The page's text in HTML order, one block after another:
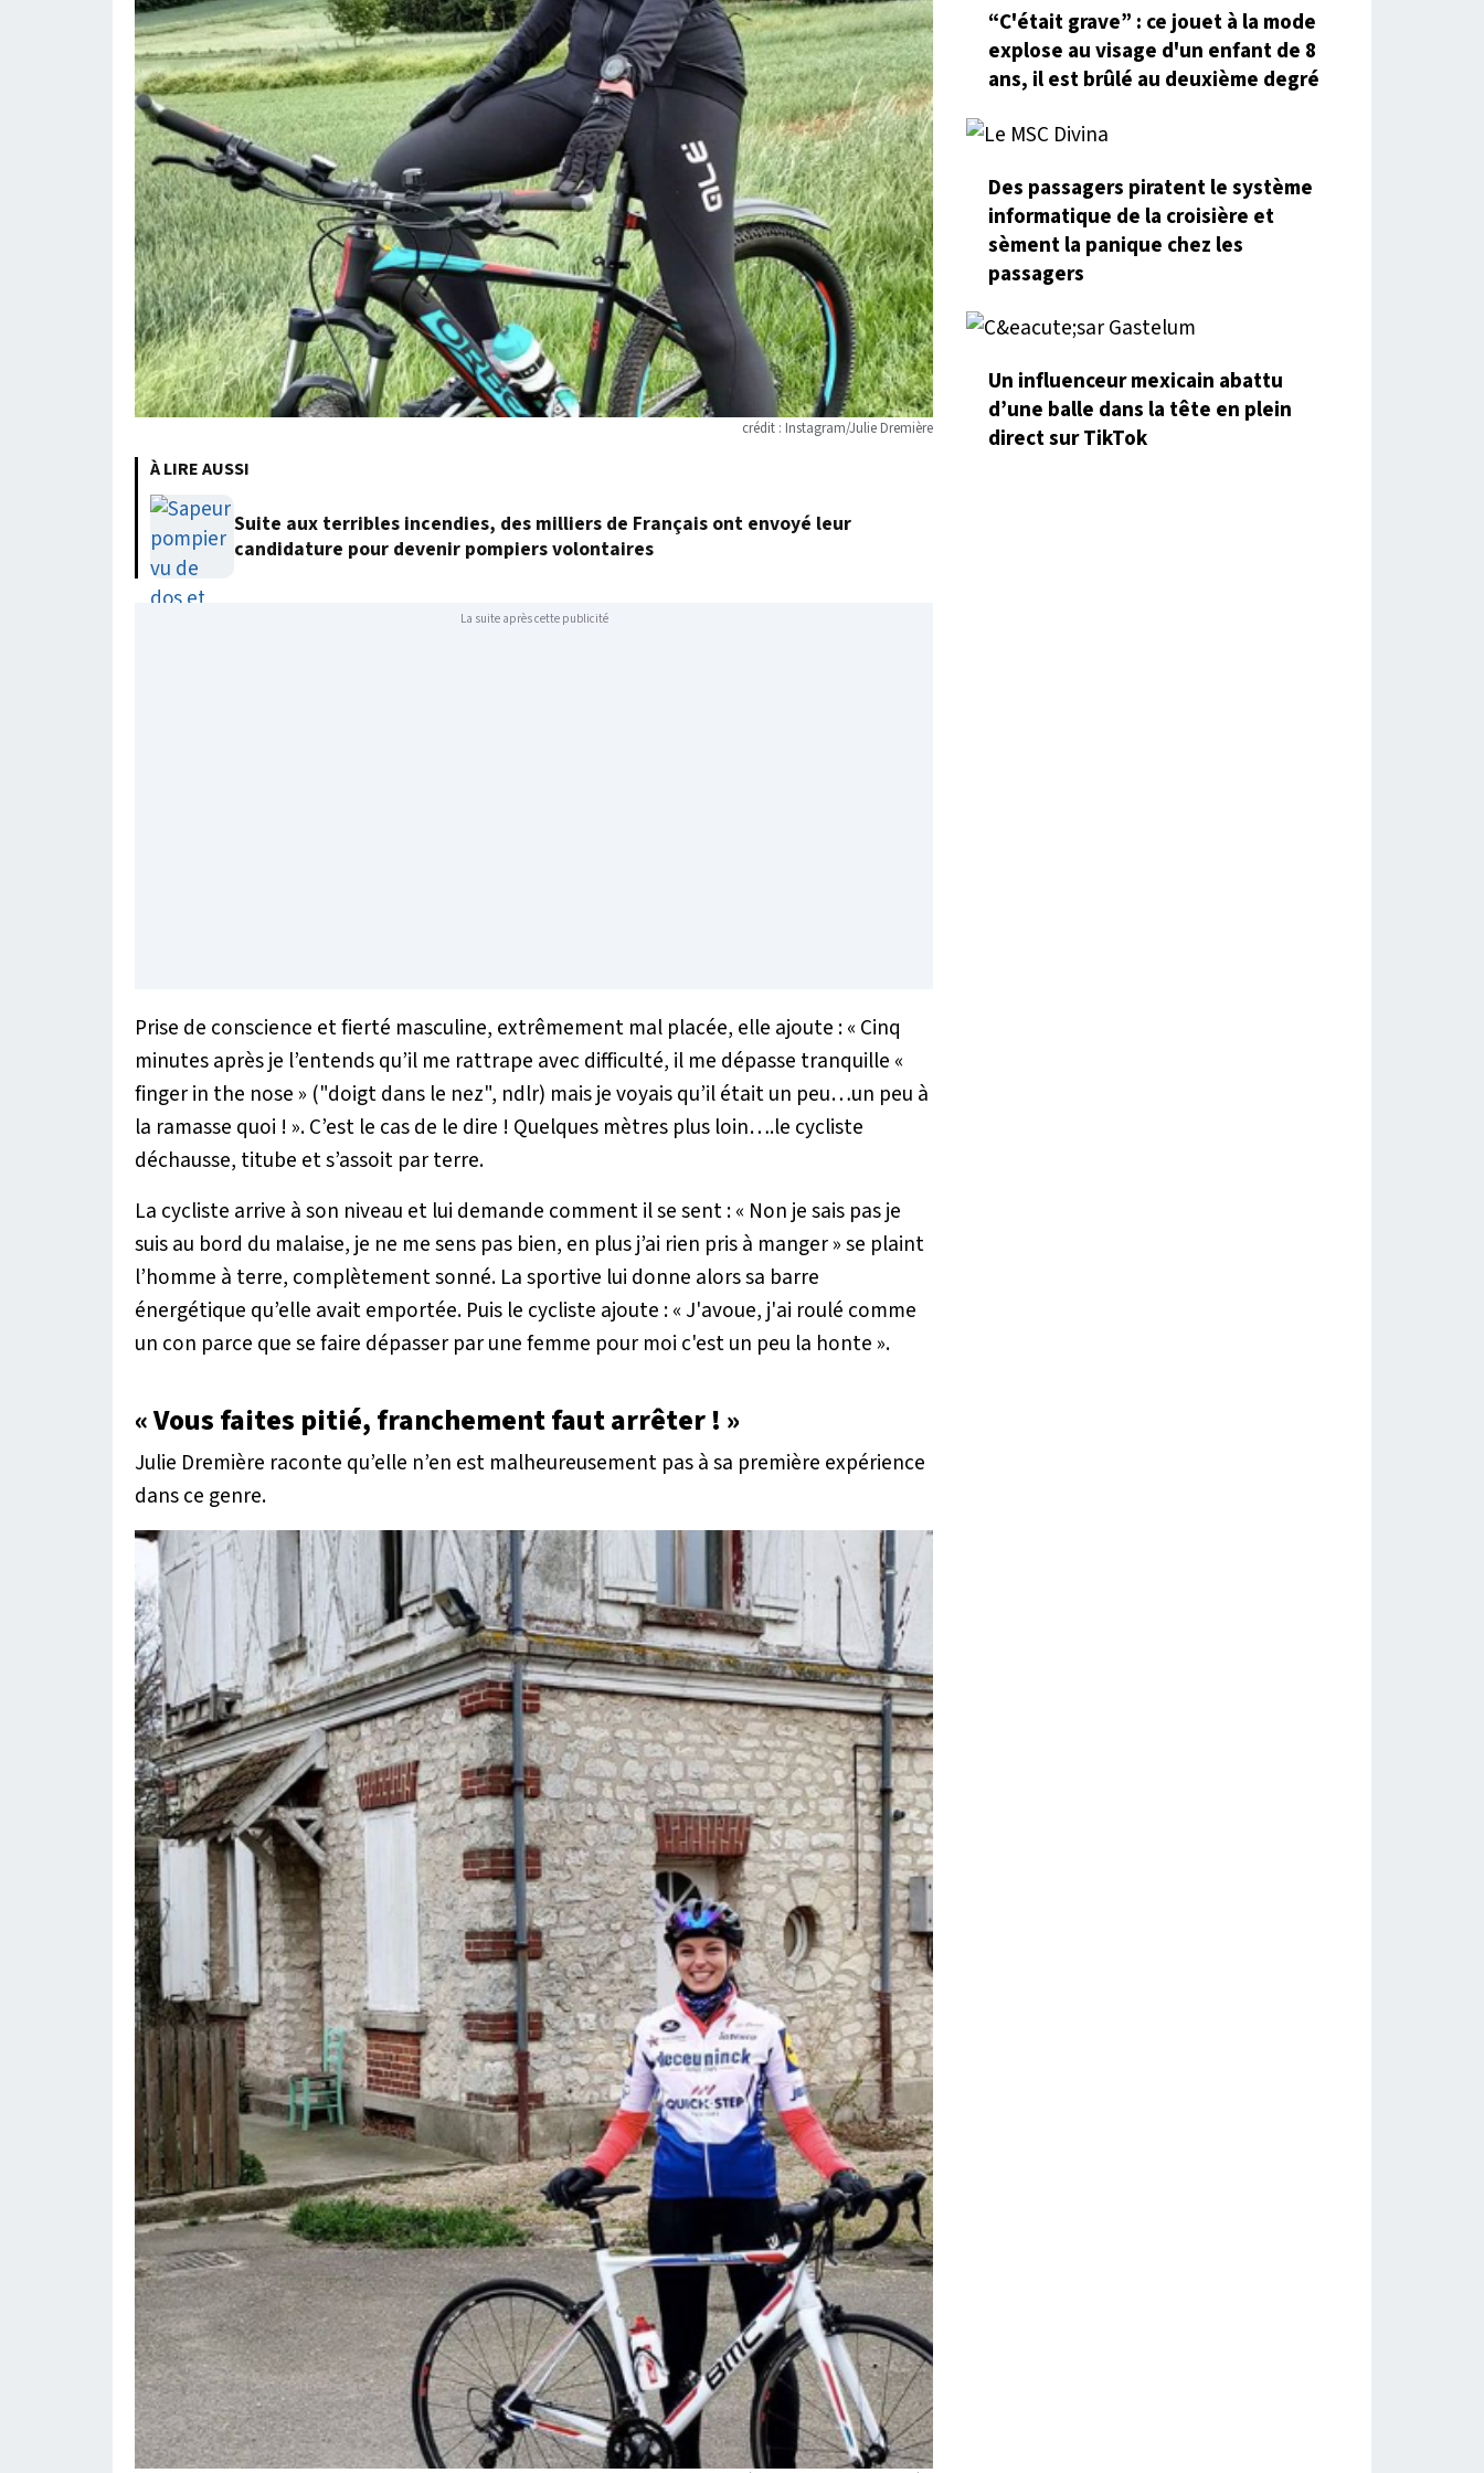
crédit : Instagram/Julie Dremière
À LIRE AUSSI
Suite aux terribles incendies, des milliers de Français ont envoyé leur
candidature pour devenir pompiers volontaires
La suite après cette publicité
Prise de conscience et fierté masculine, extrêmement mal placée, elle ajoute :« Cinq
minutes après je l’entends qu’il me rattrape avec difficulté, il me dépasse tranquille «
finger in the nose » ("doigt dans le nez", ndlr) mais je voyais qu’il était un peu…un peu à
la ramasse quoi ! ». C’est le cas de le dire ! Quelques mètres plus loin….le cycliste
déchausse, titube et s’assoit par terre.
La cycliste arrive à son niveau et lui demande comment il se sent : « Non je sais pas je
suis au bord du malaise, je ne me sens pas bien, en plus j’ai rien pris à manger» se plaint
l’homme à terre, complètement sonné. La sportive lui donne alors sa barre
énergétique qu’elle avait emportée. Puis le cycliste ajoute : « J'avoue, j'ai roulé comme
un con parce que se faire dépasser par une femme pour moi c'est un peu la honte ».
« Vous faites pitié, franchement faut arrêter ! »
Julie Dremière raconte qu’elle n’en est malheureusement pas à sa première expérience
dans ce genre.
“C'était grave” : ce jouet à la mode
explose au visage d'un enfant de 8
ans, il est brûlé au deuxième degré
Des passagers piratent le système
informatique de la croisière et
sèment la panique chez les
passagers
Un influenceur mexicain abattu
d’une balle dans la tête en plein
direct sur TikTok